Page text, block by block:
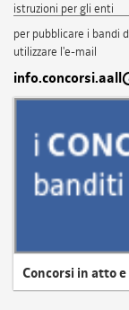
istruzioni per gli enti
per pubblicare i bandi
utilizzare l'e-mail
Concorsi in atto